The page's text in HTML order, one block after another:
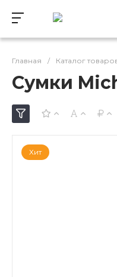
Главная / Каталог
Сумки
Хит